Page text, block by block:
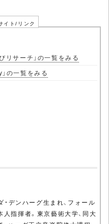
イト/リンク
リサーチ」の一覧をみる
の一覧をみる
・デンハーグ生まれ、フォール
指揮者。東京藝術大学、同大